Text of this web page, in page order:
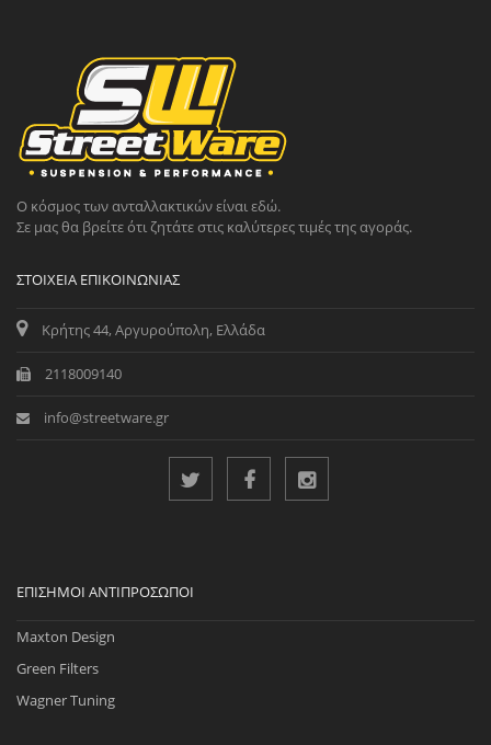
Ο κόσμος των ανταλλακτικών είναι εδώ.
Σε μας θα βρείτε ότι ζητάτε στις καλύτερες τιμές της αγοράς.
ΣΤΟΙΧΕΊΑ ΕΠΙΚΟΙΝΩΝΊΑΣ
Κρήτης 44, Αργυρούπολη, Ελλάδα
2118009140
info@streetware.gr
ΕΠΊΣΗΜΟΙ ΑΝΤΙΠΡΌΣΩΠΟΙ
Maxton Design
Green Filters
Wagner Tuning